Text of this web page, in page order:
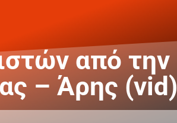
από την
– Άρης (vid)